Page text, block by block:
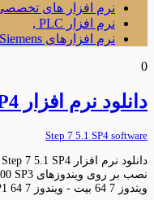
نرم افزار های
نرم افزار PLC ,
نرم افزارهای PLC Siemens
0
دانلود نرم افزار Step 7 5.1 SP4
Step 7 5.1 SP4 software
ویندوز 7 64 بیت - ویندوز 7 SP1 64 بیت...